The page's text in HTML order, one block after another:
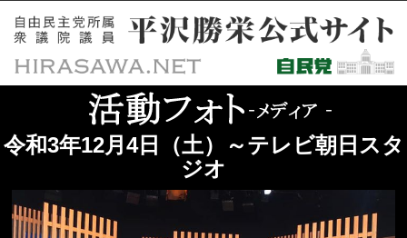
令和3年12月4日（土）～テレビ朝日スタ
ジオ